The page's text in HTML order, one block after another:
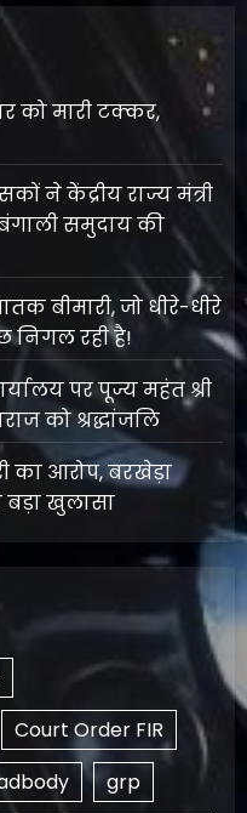
को मारी टक्कर,
ने केंद्रीय राज्य मंत्री
समुदाय की
बीमारी, जो धीरे-धीरे
निगल रही है!
पर पूज्य महंत श्री
को श्रद्धांजलि
का आरोप, बरखेड़ा
बड़ा खुलासा
Court Order FIR
grp